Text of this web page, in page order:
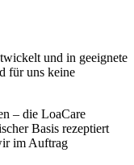
und in geeignete
für uns keine
– die LoaCare
Basis rezeptiert
im Auftrag